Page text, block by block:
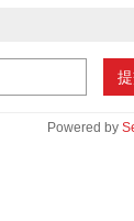
Powered by